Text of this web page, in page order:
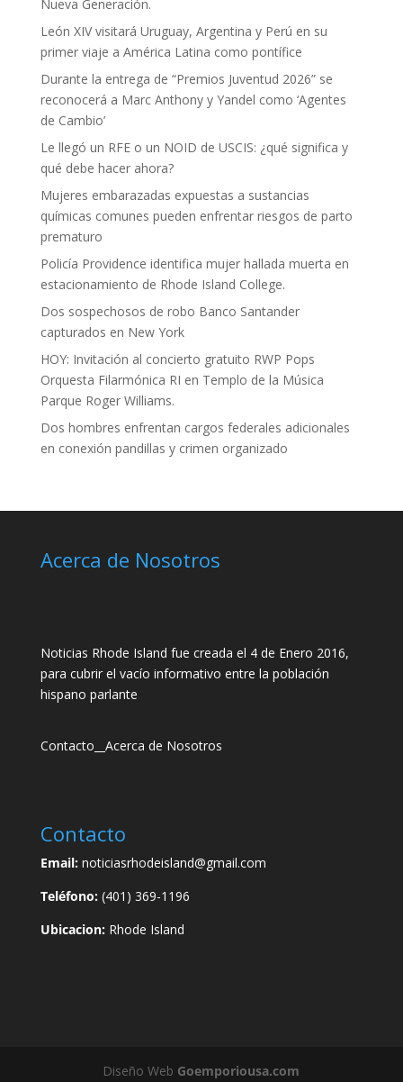
Nueva Generación.
León XIV visitará Uruguay, Argentina y Perú en su
primer viaje a América Latina como pontífice
Durante la entrega de “Premios Juventud 2026” se
reconocerá a Marc Anthony y Yandel como ‘Agentes
de Cambio’
Le llegó un RFE o un NOID de USCIS: ¿qué significa y
qué debe hacer ahora?
Mujeres embarazadas expuestas a sustancias
químicas comunes pueden enfrentar riesgos de parto
prematuro
Policía Providence identifica mujer hallada muerta en
estacionamiento de Rhode Island College.
Dos sospechosos de robo Banco Santander
capturados en New York
HOY: Invitación al concierto gratuito RWP Pops
Orquesta Filarmónica RI en Templo de la Música
Parque Roger Williams.
Dos hombres enfrentan cargos federales adicionales
en conexión pandillas y crimen organizado
Acerca de Nosotros
Noticias Rhode Island fue creada el 4 de Enero 2016,
para cubrir el vacío informativo entre la población
hispano parlante
Contacto Acerca de Nosotros
Contacto
Email:noticiasrhodeisland@gmail.com
Teléfono:(401) 369-1196
Ubicacion:Rhode Island
Diseño Web Goemporiousa.com